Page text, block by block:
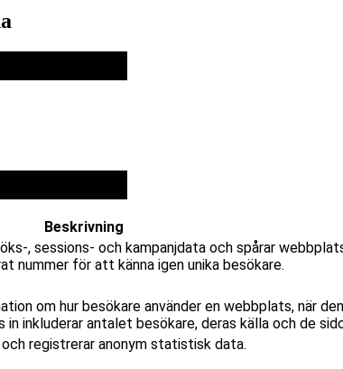
Beskrivning
, sessions- och kampanjdata och spårar
nummer för att känna igen unika besökare.
om hur besökare använder en webbplats, när
inkluderar antalet besökare, deras källa och de
registrerar anonym statistisk data.